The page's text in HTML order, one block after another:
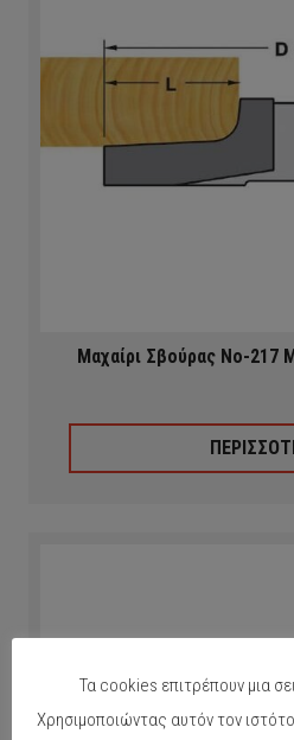
Μαχαίρι Σβούρας Νο-217
Τα cookies επιτρέπουν μια
Χρησιμοποιώντας αυτόν τον